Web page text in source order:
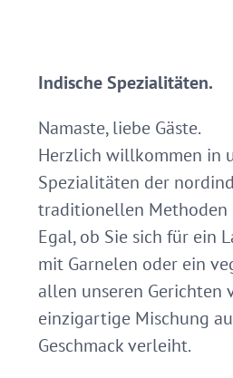
Indische Spezialitäten.
Namaste, liebe Gäste.
Herzlich willkommen in
Spezialitäten der
traditionellen Methoden
Egal, ob Sie sich für ein
mit Garnelen oder ein
allen unseren Gerichten
einzigartige Mischung
Geschmack verleiht.